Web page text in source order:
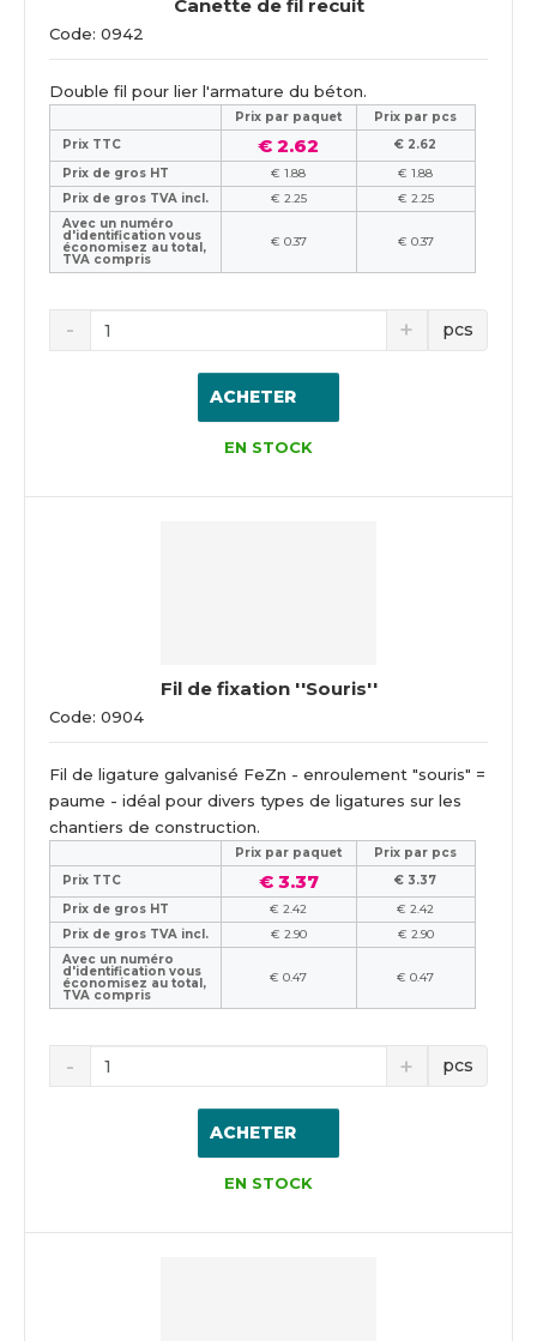
Canette de fil recuit
Code: 0942
Double fil pour lier l'armature du béton.
Prix ​​par paquet
Prix par pcs
Prix TTC
€ 2.62
€ 2.62
Prix de gros HT
€ 1.88
€ 1.88
Prix de gros TVA incl.
€ 2.25
€ 2.25
Avec un numéro
d'identification vous
économisez au total,
TVA compris
€ 0.37 € 0.37
pcs
ACHETER
EN STOCK
Fil de fixation ''Souris''
Code: 0904
Fil de ligature galvanisé FeZn - enroulement "souris" =
paume - idéal pour divers types de ligatures sur les
chantiers de construction.
Prix ​​par paquet
Prix par pcs
Prix TTC
€ 3.37
€ 3.37
Prix de gros HT
€ 2.42
€ 2.42
Prix de gros TVA incl.
€ 2.90
€ 2.90
Avec un numéro
d'identification vous
économisez au total,
TVA compris
€ 0.47 € 0.47
pcs
ACHETER
EN STOCK